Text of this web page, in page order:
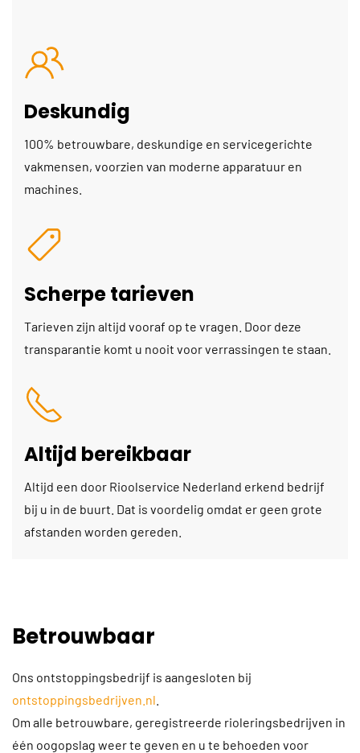
Deskundig
100% betrouwbare, deskundige en servicegerichte
vakmensen, voorzien van moderne apparatuur en
machines.
Scherpe tarieven
Tarieven zijn altijd vooraf op te vragen. Door deze
transparantie komt u nooit voor verrassingen te staan.
Altijd bereikbaar
Altijd een door Rioolservice Nederland erkend bedrijf
bij u in de buurt. Dat is voordelig omdat er geen grote
afstanden worden gereden.
Betrouwbaar
Ons ontstoppingsbedrijf is aangesloten bij
ontstoppingsbedrijven.nl
Om alle betrouwbare, geregistreerde rioleringsbedrijven in
één oogopslag weer te geven en u te behoeden voor